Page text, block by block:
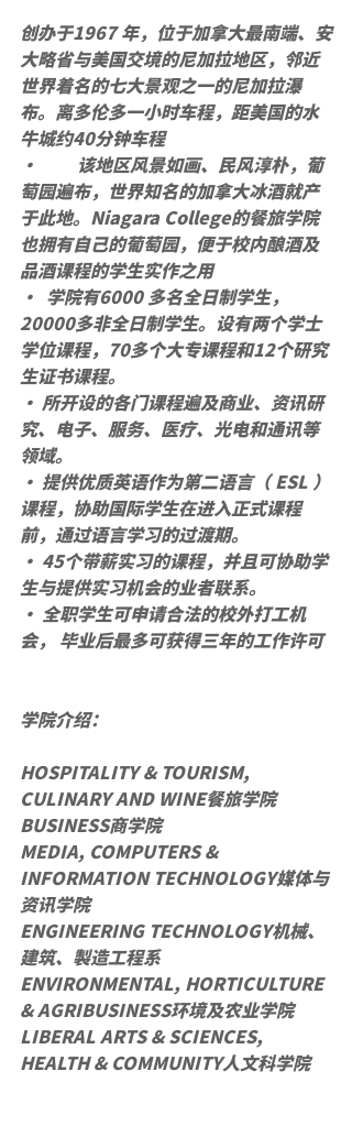
创办于1967 年，位于加拿大最南端、安
大略省与美国交境的尼加拉地区，邻近
世界着名的七大景观之一的尼加拉瀑
布。离多伦多一小时车程，距美国的水
牛城约40分钟车程
·         该地区风景如画、民风淳朴，葡
萄园遍布，世界知名的加拿大冰酒就产
于此地。Niagara College的餐旅学院
也拥有自己的葡萄园，便于校内酿酒及
品酒课程的学生实作之用
·  学院有6000 多名全日制学生，
20000多非全日制学生。设有两个学士
学位课程，70多个大专课程和12个研究
生证书课程。
· 所开设的各门课程遍及商业、资讯研
究、电子、服务、医疗、光电和通讯等
领域。
· 提供优质英语作为第二语言（ ESL ）
课程，协助国际学生在进入正式课程
前，通过语言学习的过渡期。
· 45个带薪实习的课程，并且可协助学
生与提供实习机会的业者联系。
· 全职学生可申请合法的校外打工机
会， 毕业后最多可获得三年的工作许可
学院介绍：
HOSPITALITY & TOURISM,
CULINARY AND WINE餐旅学院
BUSINESS商学院
MEDIA, COMPUTERS &
INFORMATION TECHNOLOGY媒体与
资讯学院
ENGINEERING TECHNOLOGY机械、
建筑、製造工程系
ENVIRONMENTAL, HORTICULTURE
& AGRIBUSINESS环境及农业学院
LIBERAL ARTS & SCIENCES,
HEALTH & COMMUNITY人文科学院